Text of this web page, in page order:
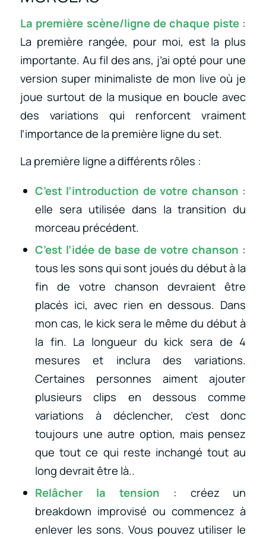
La première scène/ligne de chaque piste:
La première rangée, pour moi, est la plus
importante. Au fil des ans, j’ai opté pour une
version super minimaliste de mon live où je
joue surtout de la musique en boucle avec
des variations qui renforcent vraiment
l’importance de la première ligne du set.
La première ligne a différents rôles :
C’est l’introduction de votre chanson :
elle sera utilisée dans la transition du
morceau précédent.
C’est l’idée de base de votre chanson :
tous les sons qui sont joués du début à la
fin de votre chanson devraient être
placés ici, avec rien en dessous. Dans
mon cas, le kick sera le même du début à
la fin. La longueur du kick sera de 4
mesures et inclura des variations.
Certaines personnes aiment ajouter
plusieurs clips en dessous comme
variations à déclencher, c’est donc
toujours une autre option, mais pensez
que tout ce qui reste inchangé tout au
long devrait être là..
Relâcher la tension : créez un
breakdown improvisé ou commencez à
enlever les sons. Vous pouvez utiliser le